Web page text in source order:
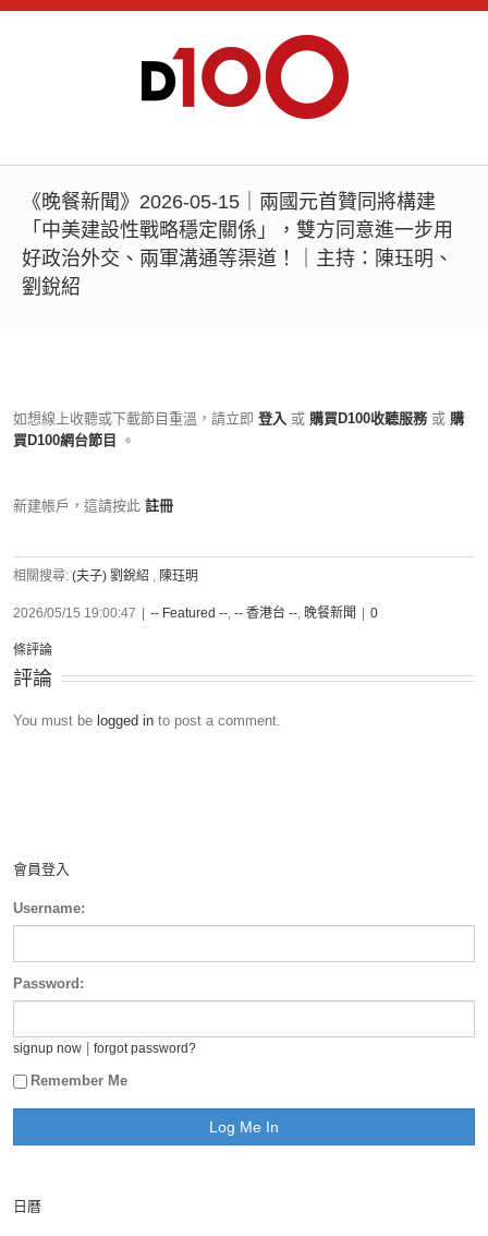
《晚餐新聞》2026-05-15｜兩國元首贊同將構建
「中美建設性戰略穩定關係」，雙方同意進一步用
好政治外交、兩軍溝通等渠道！｜主持：陳珏明、
劉銳紹
如想線上收聽或下載節目重溫，請立即 登入 或 購買D100收聽服務 或 購
買D100網台節目
。
新建帳戶，這請按此 註冊
相關搜尋: (夫子) 劉銳紹 , 陳珏明
2026/05/15 19:00:47 -- Featured --, -- 香港台 --, 晚餐新聞 0
條評論
評論
You must be logged in to post a comment.
會員登入
Username:
Password:
signup now forgot password?
Remember Me
日曆